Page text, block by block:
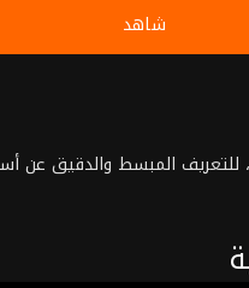
شاهد
قصيرة، للتعريف المبسط والدقيق عن